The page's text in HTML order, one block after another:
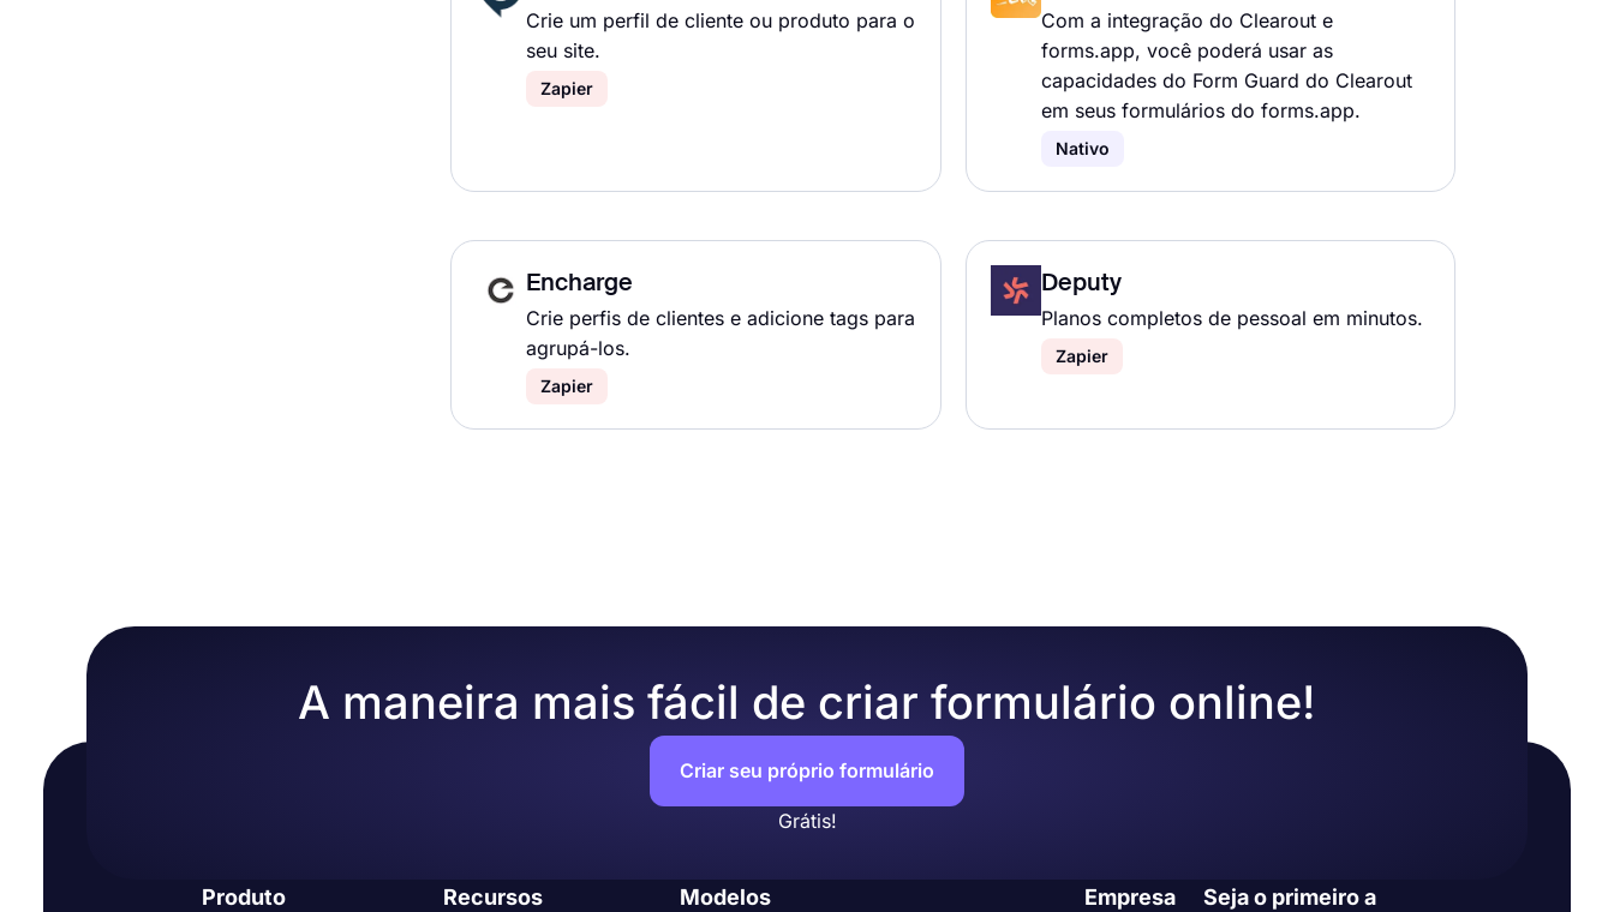
Crie um perfil de cliente ou produto para o
seu site.
Zapier
Com a integração do Clearout e
forms.app, você poderá usar as
capacidades do Form Guard do Clearout
em seus formulários do forms.app.
Nativo
Encharge
Crie perfis de clientes e adicione tags para
agrupá-los.
Zapier
Deputy
Planos completos de pessoal em minutos.
Zapier
A maneira mais fácil de criar formulário online!
Criar seu próprio formulário
Grátis!
Produto Recursos Modelos Empresa
Seja o primeiro a